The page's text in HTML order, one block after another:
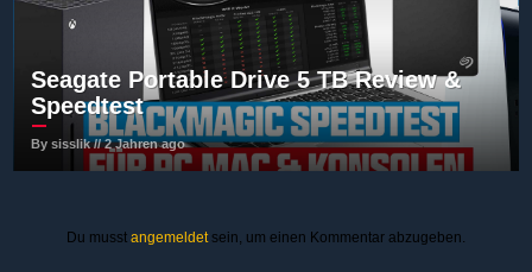
Seagate Portable Drive 5 TB Review &
Speedtest
By sisslik // 2 Jahren ago
Du musst angemeldetsein, um einen Kommentar abzugeben.